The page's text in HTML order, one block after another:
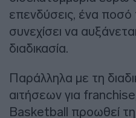
επενδύσεις, ένα ποσό
συνεχίσει να
διαδικασία.
Παράλληλα με τη
αιτήσεων για
Basketball προωθεί